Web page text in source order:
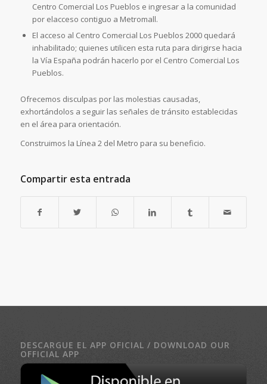
Centro Comercial Los Pueblos e ingresar a la comunidad
por elacceso contiguo a Metromall.
El acceso al Centro Comercial Los Pueblos 2000 quedará
inhabilitado; quienes utilicen esta ruta para dirigirse hacia
la Vía España podrán hacerlo por el Centro Comercial Los
Pueblos.
Ofrecemos disculpas por las molestias causadas,
exhortándolos a seguir las señales de tránsito establecidas
en el área para orientación.
Construimos la Línea 2 del Metro para su beneficio.
Compartir esta entrada
DESCARGUE EL APP OFICIAL / DOWNLOAD OUR
OFFICIAL APP